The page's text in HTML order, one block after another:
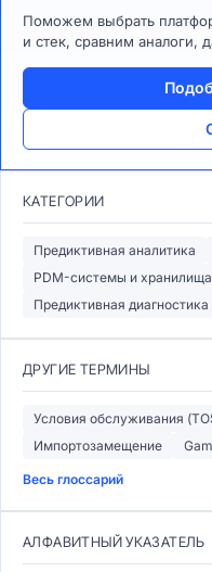
Поможем выбрать
и стек, сравним аналоги,
КАТЕГОРИИ
Предиктивная аналитика
PDM-системы и
Предиктивная диагностика
ДРУГИЕ ТЕРМИНЫ
Условия обслуживания
Импортозамещение
Весь глоссарий
АЛФАВИТНЫЙ УКАЗАТЕЛЬ